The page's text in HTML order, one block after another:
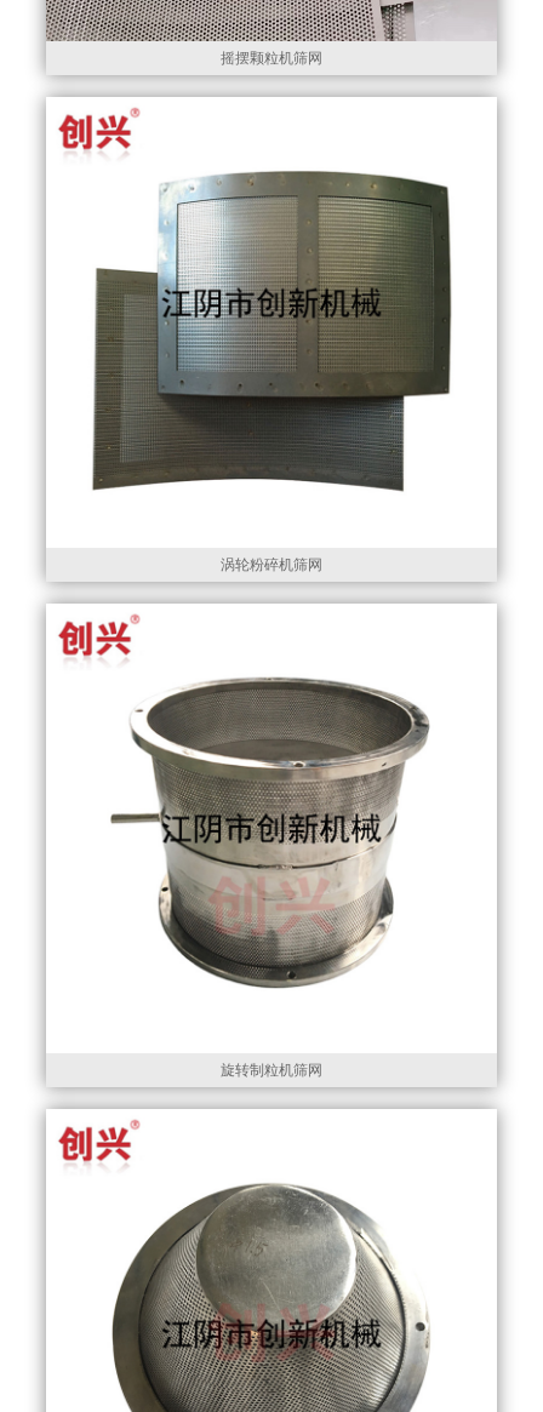
摇摆颗粒机筛网
涡轮粉碎机筛网
旋转制粒机筛网